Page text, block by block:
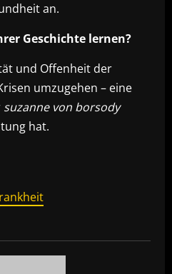
an.
Geschichte lernen?
und Offenheit der
umzugehen – eine
suzanne von borsody
hat.